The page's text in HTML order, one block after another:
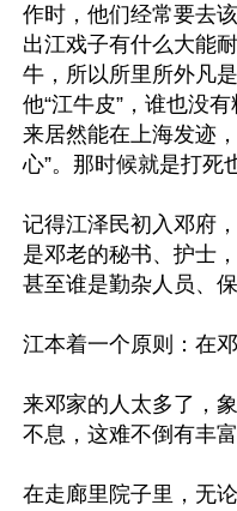
作时，他们经常要去
出江戏子有什么大能
牛，所以所里所外凡
他“江牛皮”，谁也没
来居然能在上海发迹
心”。那时候就是打死
记得江泽民初入邓府
是邓老的秘书、护士
甚至谁是勤杂人员、
江本着一个原则：在
来邓家的人太多了，
不息，这难不倒有丰
在走廊里院子里，无